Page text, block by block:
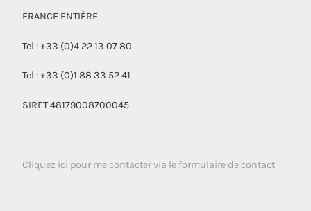
FRANCE ENTIÈRE
Tel : +33 (0)4 22 13 07 80
Tel : +33 (0)1 88 33 52 41
SIRET 48179008700045
Cliquez ici pour me contacter via le formulaire de contact